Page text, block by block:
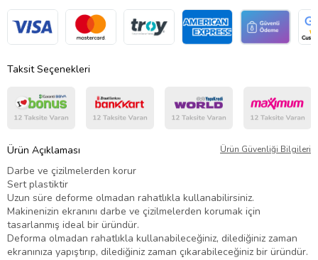
Taksit Seçenekleri
Ürün Açıklaması Ürün Güvenliği Bilgileri
Darbe ve çizilmelerden korur
Sert plastiktir
Uzun süre deforme olmadan rahatlıkla kullanabilirsiniz.
Makinenizin ekranını darbe ve çizilmelerden korumak için
tasarlanmış ideal bir üründür.
Deforma olmadan rahatlıkla kullanabileceğiniz, dilediğiniz zaman
ekranınıza yapıştırıp, dilediğiniz zaman çıkarabileceğiniz bir üründür.